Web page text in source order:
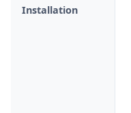
Installation